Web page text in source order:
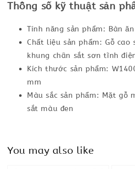
Thông số kỹ thuật sản
Tính năng sản phẩm: Bàn ăn
Chất liệu sản phẩm: Gỗ cao
khung chân sắt sơn tĩnh
Kích thước sản phẩm:
mm
Màu sắc sản phẩm: Mặt gỗ
sắt màu đen
You may also like